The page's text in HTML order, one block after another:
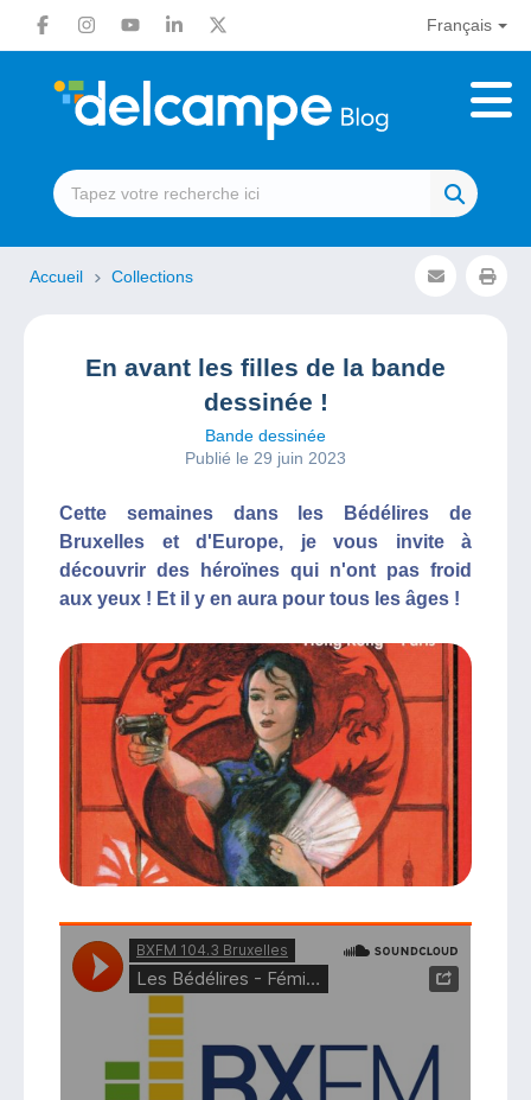
Français
Accueil Collections
En avant les filles de la bande
dessinée !
Bande dessinée
Publié le 29 juin 2023
Cette semaines dans les Bédélires de
Bruxelles et d'Europe, je vous invite à
découvrir des héroïnes qui n'ont pas froid
aux yeux ! Et il y en aura pour tous les âges !